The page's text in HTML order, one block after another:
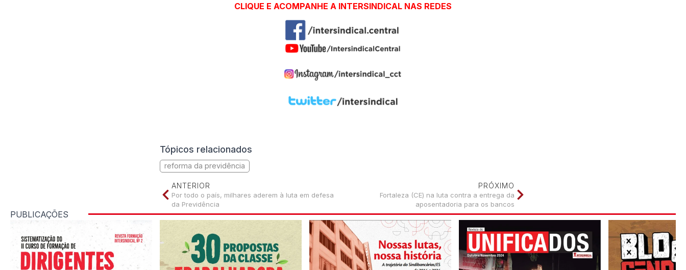
CLIQUE E ACOMPANHE A INTERSINDICAL NAS REDES
Tópicos relacionados
reforma da previdência
PRÓXIMO
Fortaleza (CE) na luta contra a entrega da
aposentadoria para os bancos
ANTERIOR
Por todo o país, milhares aderem à luta em defesa
da Previdência
PUBLICAÇÕES